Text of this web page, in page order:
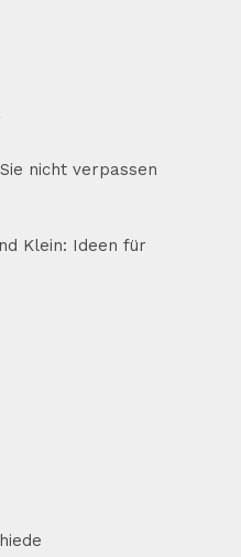
nicht verpassen
Klein: Ideen für